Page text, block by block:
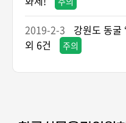
2019-2-3
강원도 동굴
외 6건
주의